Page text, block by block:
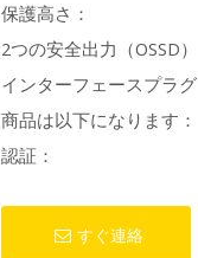
保護高さ：
2つの安全出力（OSSD）
インターフェースプラグ
商品は以下になります：
認証：
すぐ連絡